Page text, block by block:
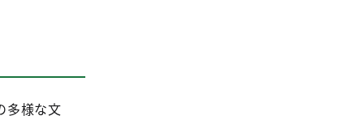
多様な文